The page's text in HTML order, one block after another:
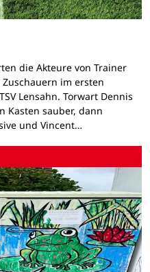
die Akteure von Trainer
im ersten
Lensahn. Torwart Dennis
Kasten sauber, dann
und Vincent…